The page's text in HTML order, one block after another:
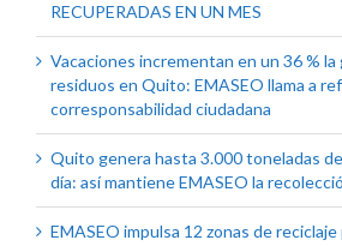
RECUPERADAS EN UN MES
Vacaciones incrementan en un 36 %
residuos en Quito: EMASEO llama a
corresponsabilidad ciudadana
Quito genera hasta 3.000 toneladas
día: así mantiene EMASEO la
EMASEO impulsa 12 zonas de